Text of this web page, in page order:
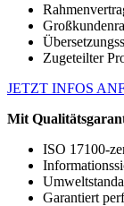
Zugeteilter
JETZT INFOS
Mit
ISO 17100-
Garantiert